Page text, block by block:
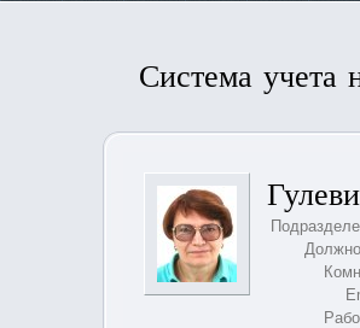
Система учета